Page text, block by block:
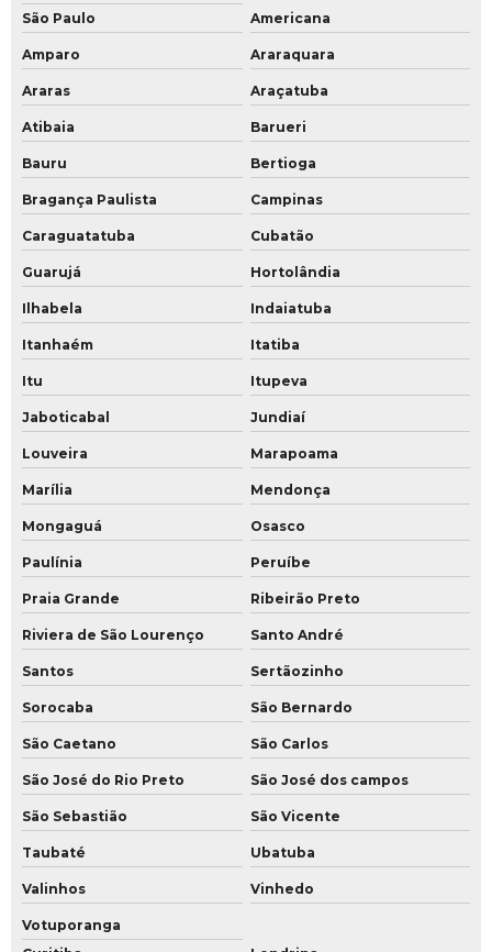
Treinamento de portaria
Treinamento para porteiro de empresa
Treinamento de porteiros de condomínios
Treinamento para porteiros de hospital
Treinamento de porteiros
Treinamento de segurança patrimonial
Treinamento de segurança pessoal
Treinamento de segurança para porteiros
Treinamento de segurança privada
São Paulo
Americana
Amparo Araraquara
Araras Araçatuba
Atibaia Barueri
Bauru Bertioga
Bragança Paulista Campinas
Caraguatatuba Cubatão
Guarujá Hortolândia
Ilhabela Indaiatuba
Itanhaém Itatiba
Itu Itupeva
Jaboticabal Jundiaí
Louveira Marapoama
Marília Mendonça
Mongaguá Osasco
Paulínia Peruíbe
Praia Grande Ribeirão Preto
Riviera de São Lourenço Santo André
Santos Sertãozinho
Sorocaba São Bernardo
São Caetano São Carlos
São José do Rio Preto São José dos campos
São Sebastião São Vicente
Taubaté Ubatuba
Valinhos Vinhedo
Votuporanga